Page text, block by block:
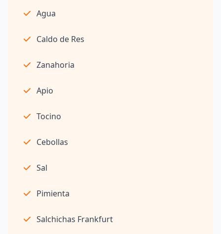
Agua
Caldo de Res
Zanahoria
Apio
Tocino
Cebollas
Sal
Pimienta
Salchichas Frankfurt